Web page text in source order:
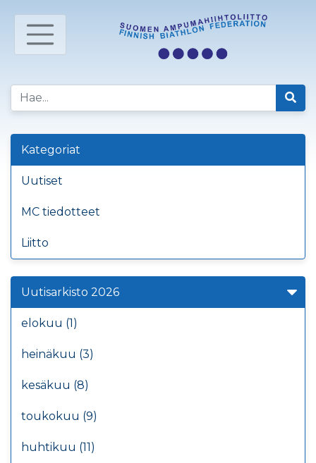
Kategoriat
Uutiset
MC tiedotteet
Liitto
Uutisarkisto 2026
elokuu (1)
heinäkuu (3)
kesäkuu (8)
toukokuu (9)
huhtikuu (11)